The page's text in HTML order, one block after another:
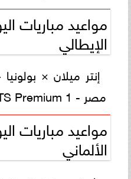
مواعيد مباريات
الإيطالي
مصر - AD SPORTS Premium 1.
مواعيد مباريات
الألماني